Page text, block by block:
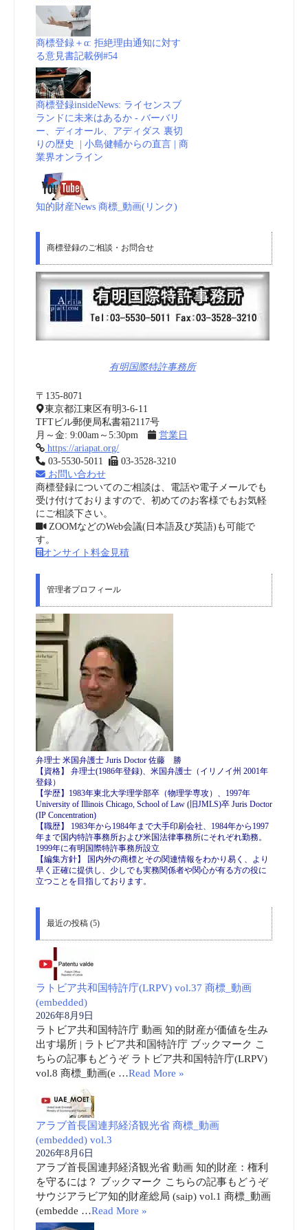
商標登録＋α: 拒絶理由通知に対す
る意見書記載例#54
商標登録insideNews: ライセンスブ
ランドに未来はあるか - バーバリ
ー、ディオール、アディダス 裏切
りの歴史 | 小島健輔からの直言 | 商
業界オンライン
知的財産News 商標_動画(リンク)
商標登録のご相談・お問合せ
有明国際特許事務所
〒135-8071
東京都江東区有明3-6-11
TFTビル郵便局私書箱2117号
月～金: 9:00am～5:30pm
営業日
https://ariapat.org/
03-5530-5011
03-3528-3210
お問い合わせ
商標登録についてのご相談は、電話や電子メールでも
受け付けておりますので、初めてのお客様でもお気軽
にご相談下さい。
ZOOMなどのWeb会議(日本語及び英語)も可能で
す。
オンサイト料金見積
管理者プロフィール
弁理士 米国弁護士 Juris Doctor 佐藤 勝
【資格】 弁理士(1986年登録)、米国弁護士（イリノイ州 2001年
登録）
【学歴】1983年東北大学理学部卒（物理学専攻）、1997年
University of Illinois Chicago, School of Law (旧JMLS)卒 Juris Doctor
(IP Concentration)
【職歴】 1983年から1984年まで大手印刷会社、1984年から1997
年まで国内特許事務所および米国法律事務所にそれぞれ勤務。
1999年に有明国際特許事務所設立
【編集方針】 国内外の商標とその関連情報をわかり易く、より
早く正確に提供し、少しでも実務関係者や関心が有る方の役に
立つことを目指しております。
最近の投稿 (5)
ラトビア共和国特許庁(LRPV) vol.37 商標_動画
(embedded)
2026年8月9日
ラトビア共和国特許庁 動画 知的財産が価値を生み
出す場所 | ラトビア共和国特許庁 ブックマーク こ
ちらの記事もどうぞ ラトビア共和国特許庁(LRPV)
vol.8 商標_動画(e …Read More »
アラブ首長国連邦経済観光省 商標_動画
(embedded) vol.3
2026年8月6日
アラブ首長国連邦経済観光省 動画 知的財産：権利
を守るには？ ブックマーク こちらの記事もどうぞ
サウジアラビア知的財産総局 (saip) vol.1 商標_動画
(embedde …Read More »